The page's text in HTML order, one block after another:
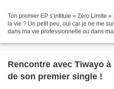
Ton premier EP s’intitule « Zéro Limite
la vie ? Un petit peu, oui car je ne me
dans ma vie professionnelle ou dans
Rencontre avec Tiwayo
de son premier single !